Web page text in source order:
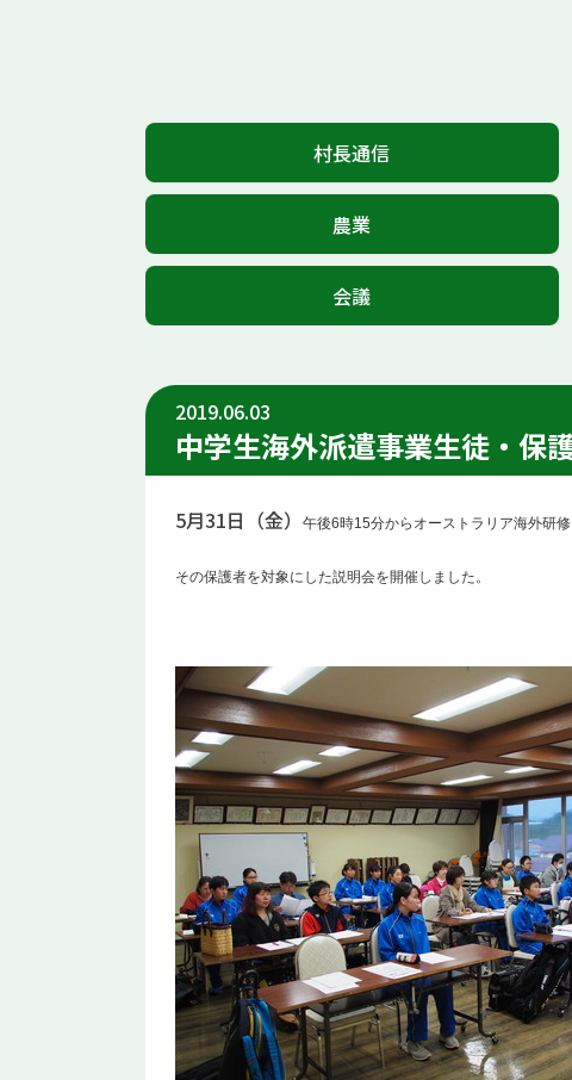
村長通信
農業
会議
2019.06.03
中学生海外派遣事業生徒・保
5月31日（金） 午後6時15分からオーストラリア海外研
その保護者を対象にした説明会を開催しました。